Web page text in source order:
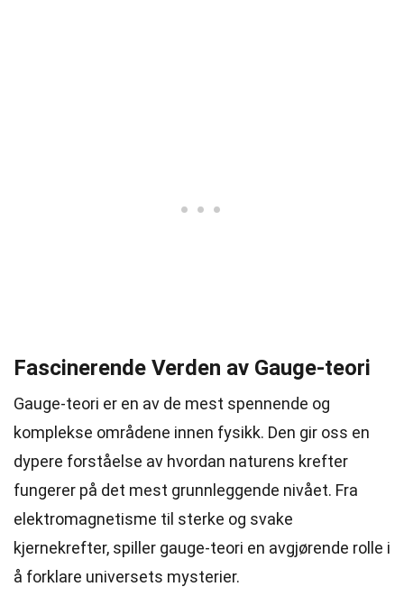
Fascinerende Verden av Gauge-teori
Gauge-teori er en av de mest spennende og
komplekse områdene innen fysikk. Den gir oss en
dypere forståelse av hvordan naturens krefter
fungerer på det mest grunnleggende nivået. Fra
elektromagnetisme til sterke og svake
kjernekrefter, spiller gauge-teori en avgjørende rolle i
å forklare universets mysterier.